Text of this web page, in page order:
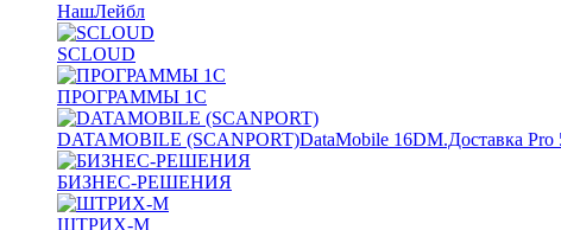
НашЛейбл
SCLOUD
ПРОГРАММЫ 1С
DATAMOBILE (SCANPORT)DataMobile 16DM.Доставка Pro
БИЗНЕС-РЕШЕНИЯ
ШТРИХ-М